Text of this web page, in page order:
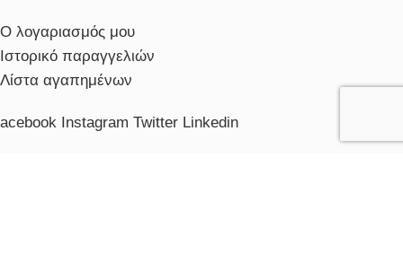
Ο λογαριασμός μου
Ιστορικό παραγγελιών
Λίστα αγαπημένων
Instagram Twitter Linkedin